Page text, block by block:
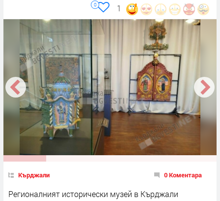
1
0
Кърджали 0 Коментара
Регионалният исторически музей в Кърджали